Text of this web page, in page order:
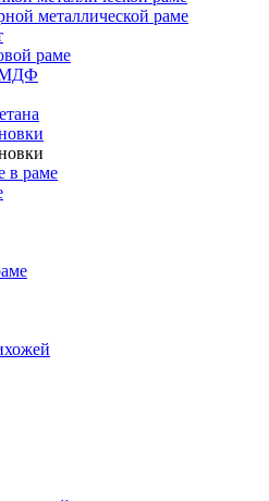
металлической раме
раме
МДФ
в раме